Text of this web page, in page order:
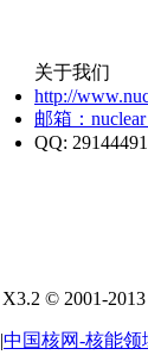
关于我们
http://
邮箱：
QQ:
X3.2 © 2001-2013
|中国核网-核能